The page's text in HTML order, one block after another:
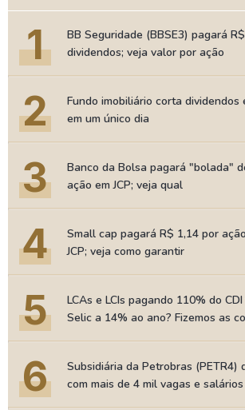
1
BB Seguridade (BBSE3) pagará
dividendos; veja valor por ação
2
Fundo imobiliário corta dividendos
em um único dia
3
Banco da Bolsa pagará "bolada"
ação em JCP; veja qual
4
Small cap pagará R$ 1,14 por
JCP; veja como garantir
5
LCAs e LCIs pagando 110% do
Selic a 14% ao ano? Fizemos as
6
Subsidiária da Petrobras (PETR4)
com mais de 4 mil vagas e